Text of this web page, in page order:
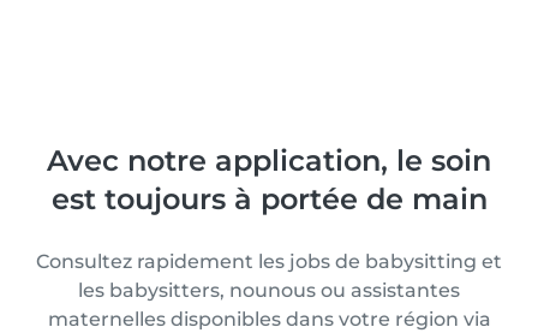
Avec notre application, le soin
est toujours à portée de main
Consultez rapidement les jobs de babysitting et
les babysitters, nounous ou assistantes
maternelles disponibles dans votre région via